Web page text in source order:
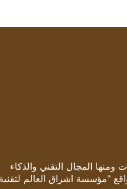
المجال التقني والذكاء
"مؤسسة اشراق العالم لتقنية